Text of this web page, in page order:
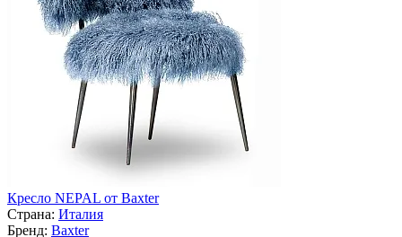
Кресло NEPAL от Baxter
Страна: Италия
Бренд: Baxter